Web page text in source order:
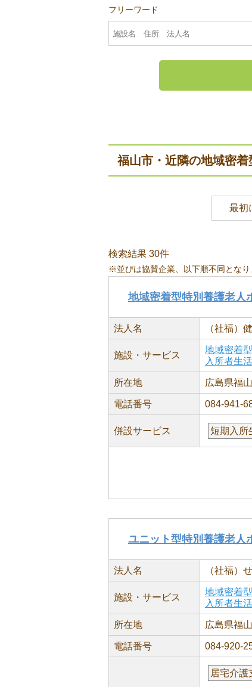
フリーワード
福山市・近隣の地域密
最初
検索結果 30件
※並びは協賛企業、以下順不同となり
地域密着型特別養護老人
法人名 （社福）
施設・サービス
地域密着
入所者生
所在地 広島県福
電話番号 084-941-
併設サービス 短期入所
ユニット型特別養護老人
法人名 （社福）
施設・サービス
地域密着
入所者生
所在地 広島県福
電話番号 084-920-
居宅介護